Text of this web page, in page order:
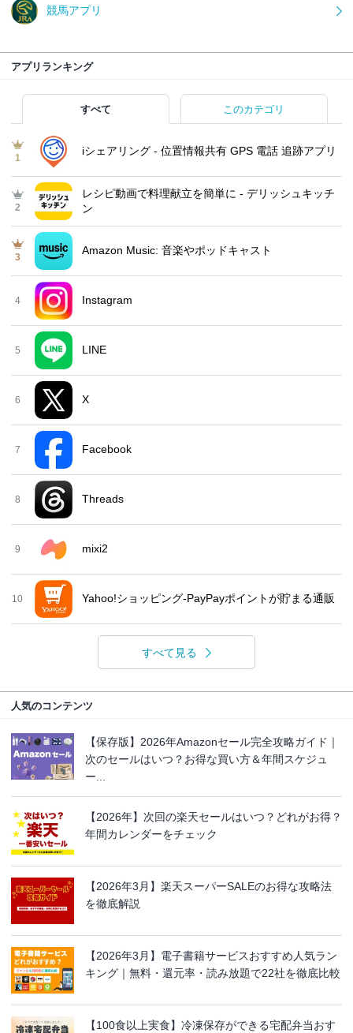
競馬アプリ
アプリランキング
すべて このカテゴリ
1
iシェアリング - 位置情報共有 GPS 電話 追跡アプリ
2
レシピ動画で料理献立を簡単‪に - デリッシュキッチ
ン
3
Amazon Music: 音楽やポッドキャスト
4 Instagram
5 LINE
6 X
7 Facebook
8 Threads
9 mixi2
10 Yahoo!ショッピング-PayPayポイントが貯まる通販
すべて見る
人気のコンテンツ
【保存版】2026年Amazonセール完全攻略ガイド｜
次のセールはいつ？お得な買い方＆年間スケジュ
ー...
【2026年】次回の楽天セールはいつ？どれがお得？
年間カレンダーをチェック
【2026年3月】楽天スーパーSALEのお得な攻略法
を徹底解説
【2026年3月】電子書籍サービスおすすめ人気ラン
キング｜無料・還元率・読み放題で22社を徹底比較
【100食以上実食】冷凍保存ができる宅配弁当おす